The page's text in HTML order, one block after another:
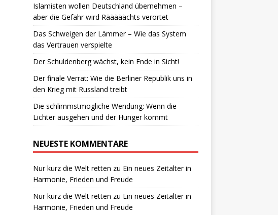
Islamisten wollen Deutschland übernehmen –
aber die Gefahr wird Rääääächts verortet
Das Schweigen der Lämmer – Wie das System
das Vertrauen verspielte
Der Schuldenberg wächst, kein Ende in Sicht!
Der finale Verrat: Wie die Berliner Republik uns in
den Krieg mit Russland treibt
Die schlimmstmögliche Wendung: Wenn die
Lichter ausgehen und der Hunger kommt
NEUESTE KOMMENTARE
Nur kurz die Welt retten zu Ein neues Zeitalter in
Harmonie, Frieden und Freude
Nur kurz die Welt retten zu Ein neues Zeitalter in
Harmonie, Frieden und Freude